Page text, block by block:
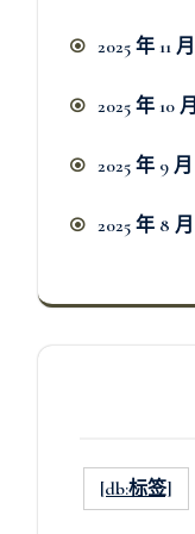
2025 年 11 月
2025 年 10 月
2025 年 9 月
2025 年 8 月
[db:标签]